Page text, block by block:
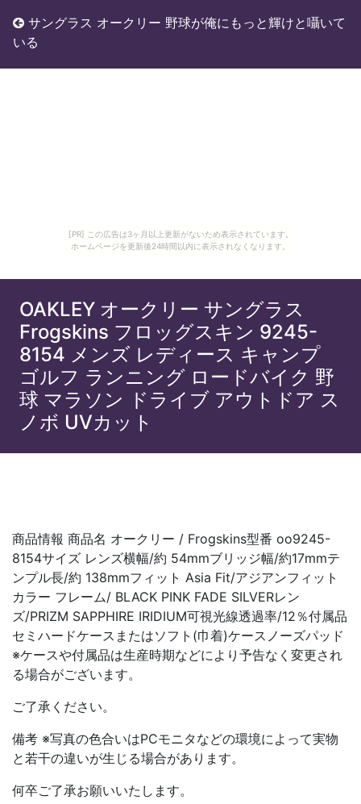
[PR] この広告は3ヶ月以上更新がないため表示されています。
ホームページを更新後24時間以内に表示されなくなります。
サングラス オークリー 野球が俺にもっと輝けと囁いて
いる
OAKLEY オークリー サングラス
Frogskins フロッグスキン 9245-
8154 メンズ レディース キャンプ
ゴルフ ランニング ロードバイク 野
球 マラソン ドライブ アウトドア ス
ノボ UVカット
商品情報 商品名 オークリー / Frogskins型番 oo9245-
8154サイズ レンズ横幅/約 54mmブリッジ幅/約17mmテ
ンプル長/約 138mmフィット Asia Fit/アジアンフィット
カラー フレーム/ BLACK PINK FADE SILVERレン
ズ/PRIZM SAPPHIRE IRIDIUM可視光線透過率/12％付属品
セミハードケースまたはソフト(巾着)ケースノーズパッド
※ケースや付属品は生産時期などにより予告なく変更され
る場合がございます。
ご了承ください。
備考 ※写真の色合いはPCモニタなどの環境によって実物
と若干の違いが生じる場合があります。
何卒ご了承お願いいたします。